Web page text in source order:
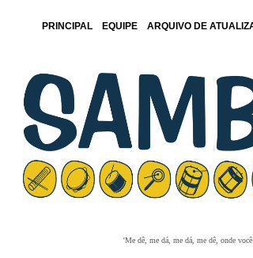
PRINCIPAL EQUIPE ARQUIVO DE
'Me dê, me dá, me dá, me dê, onde